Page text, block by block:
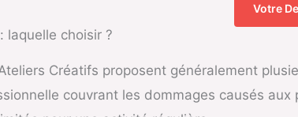
Votre
laquelle choisir ?
Créatifs proposent généralement
couvrant les dommages causés